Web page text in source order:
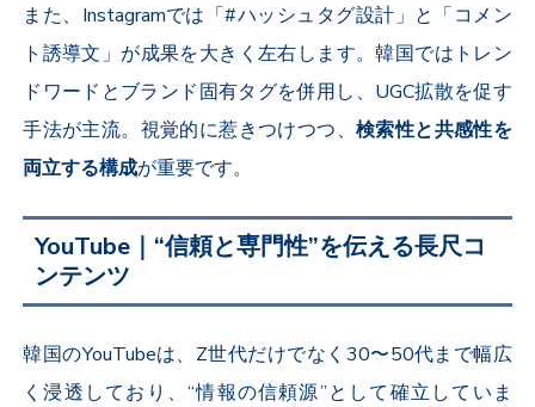
また、 Instagramでは「#ハッシュタグ設計」と「コメン
ト誘導文」が成果を大きく左右します。韓国ではトレン
ドワードとブランド固有タグを併用し、 UGC拡散を促す
手法が主流。視覚的に惹きつけつつ、検索性と共感性を
両立する構成が重要です。
YouTube｜“信頼と専門性”を伝える長尺コ
ンテンツ
韓国のYouTubeは、 Z世代だけでなく 30〜50代まで幅広
く浸透しており、“情報の信頼源”として確立していま